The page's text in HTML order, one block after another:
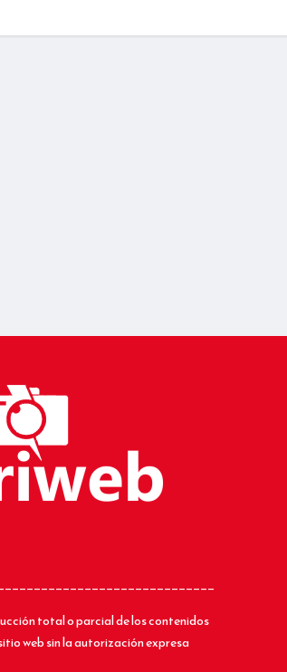
total o parcial de los contenidos
web sin la autorización expresa